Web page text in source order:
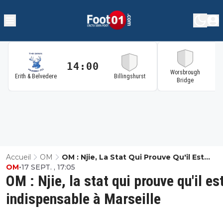
Erith & Belvedere
14:00
Billingshurst
Worsbrough
Bridge
Accueil OM
OM : Njie, La Stat Qui Prouve Qu'il Est
Indispensable À Marseille
OM : Njie, la stat qui prouve qu'il
indispensable à Marseille
OM•17 SEPT. , 17:05